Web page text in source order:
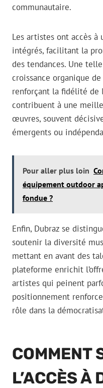
communautaire.
Les artistes ont accès à
intégrés, facilitant la
des tendances. Une
croissance organique
renforçant la fidélité de
contribuent à une
œuvres, souvent
émergents ou
Pour aller plus loin
équipement outdoor
fondue ?
Enfin, Dubraz se
soutenir la diversité
mettant en avant des
plateforme enrichit
artistes qui peinent
positionnement
rôle dans la
COMMENT
L’ACCÈS À